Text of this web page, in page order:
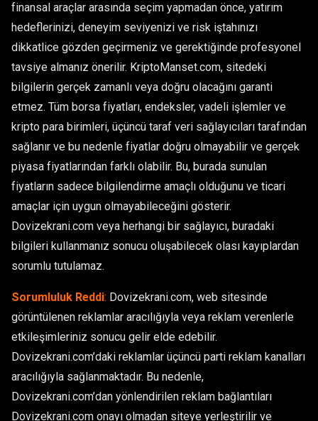
finansal araçlar arasında seçim yapmadan önce, yatırım
hedeflerinizi, deneyim seviyenizi ve risk iştahınızı
dikkatlice gözden geçirmeniz ve gerektiğinde profesyonel
tavsiye almanız önerilir. KriptoManset.com, sitedeki
bilgilerin gerçek zamanlı veya doğru olacağını garanti
etmez. Tüm borsa fiyatları, endeksler, vadeli işlemler ve
kripto para birimleri, üçüncü taraf veri sağlayıcıları tarafından
sağlanır ve bu nedenle fiyatlar doğru olmayabilir ve gerçek
piyasa fiyatlarından farklı olabilir. Bu, burada sunulan
fiyatların sadece bilgilendirme amaçlı olduğunu ve ticari
amaçlar için uygun olmayabileceğini gösterir.
Dovizekrani.com veya herhangi bir sağlayıcı, buradaki
bilgileri kullanmanız sonucu oluşabilecek olası kayıplardan
sorumlu tutulamaz.
Sorumluluk Reddi: Dovizekrani.com, web sitesinde
görüntülenen reklamlar aracılığıyla veya reklam verenlerle
etkileşimleriniz sonucu gelir elde edebilir.
Dovizekrani.com’daki reklamlar üçüncü parti reklam kanalları
aracılığıyla sağlanmaktadır. Bu nedenle,
Dovizekrani.com’dan yönlendirilen reklam bağlantıları
Dovizekrani.com onayı olmadan siteye yerleştirilir ve